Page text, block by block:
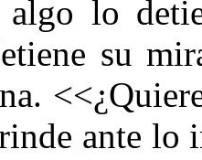
algo lo
su
ante lo